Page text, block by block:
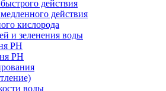
действия
действия
кислорода
и зеленения воды
РН
РН
воды